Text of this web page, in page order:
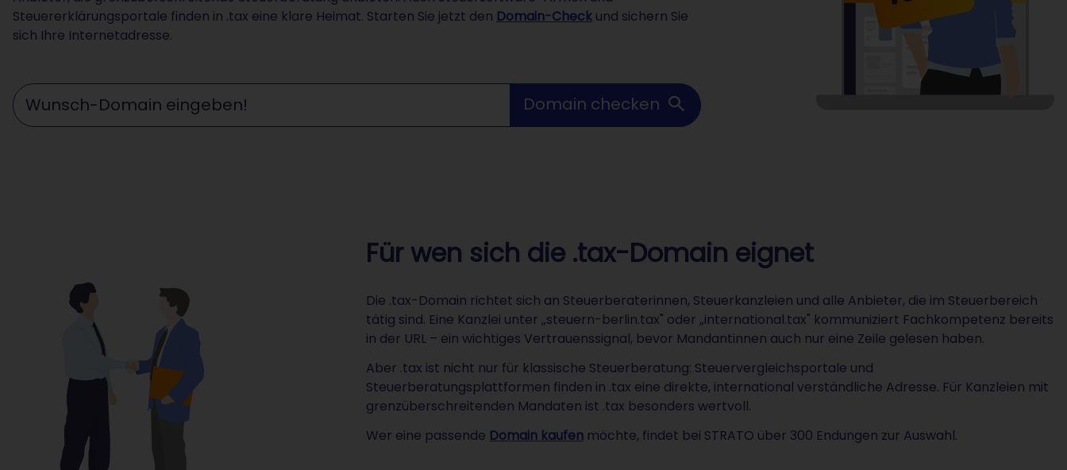
Steuererklärungsportale finden in .tax eine klare Heimat. Starten Sie jetzt den Domain-Check und sichern Sie
sich Ihre Internetadresse.
Wunschdomain eingeben ...
Domain checken
Für wen sich die .tax-Domain eignet
Die .tax-Domain richtet sich an Steuerberaterinnen, Steuerkanzleien und alle Anbieter, die im Steuerbereich
tätig sind. Eine Kanzlei unter „steuern-berlin.tax" oder „international.tax" kommuniziert Fachkompetenz bereits
in der URL – ein wichtiges Vertrauenssignal, bevor Mandantinnen auch nur eine Zeile gelesen haben.
Aber .tax ist nicht nur für klassische Steuerberatung: Steuervergleichsportale und
Steuerberatungsplattformen finden in .tax eine direkte, international verständliche Adresse. Für Kanzleien mit
grenzüberschreitenden Mandaten ist .tax besonders wertvoll.
Wer eine passende Domain kaufen möchte, findet bei STRATO über 300 Endungen zur Auswahl.